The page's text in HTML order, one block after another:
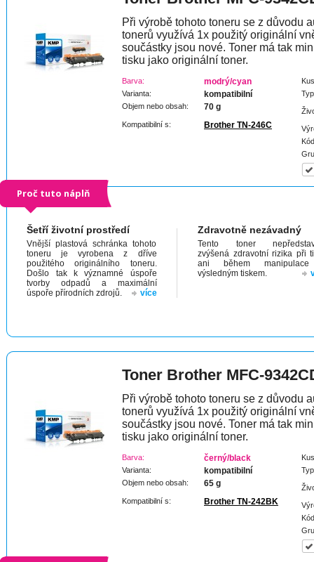
Při výrobě tohoto toneru se z důvodu
tonerů využívá 1x použitý originální
součástky jsou nové. Toner má tak
tisku jako originální toner.
Barva: modrý/cyan
Varianta: kompatibilní
Objem nebo obsah: 70 g
Kompatibilní s: Brother TN-246C
Proč tuto náplň
Šetří životní prostředí
Vnější plastová schránka tohoto
toneru je vyrobena z dříve
použitého originálního toneru.
Došlo tak k významné úspoře
tvorby odpadů a maximální
úspoře přírodních zdrojů.
více
Zdravotně nezávadný
Tento toner
zvýšená zdravotní rizika při
ani během
výsledným tiskem.
Toner Brother MFC-
Při výrobě tohoto toneru se z důvodu
tonerů využívá 1x použitý originální
součástky jsou nové. Toner má tak
tisku jako originální toner.
Barva: černý/black
Varianta: kompatibilní
Objem nebo obsah: 65 g
Kompatibilní s: Brother TN-242BK